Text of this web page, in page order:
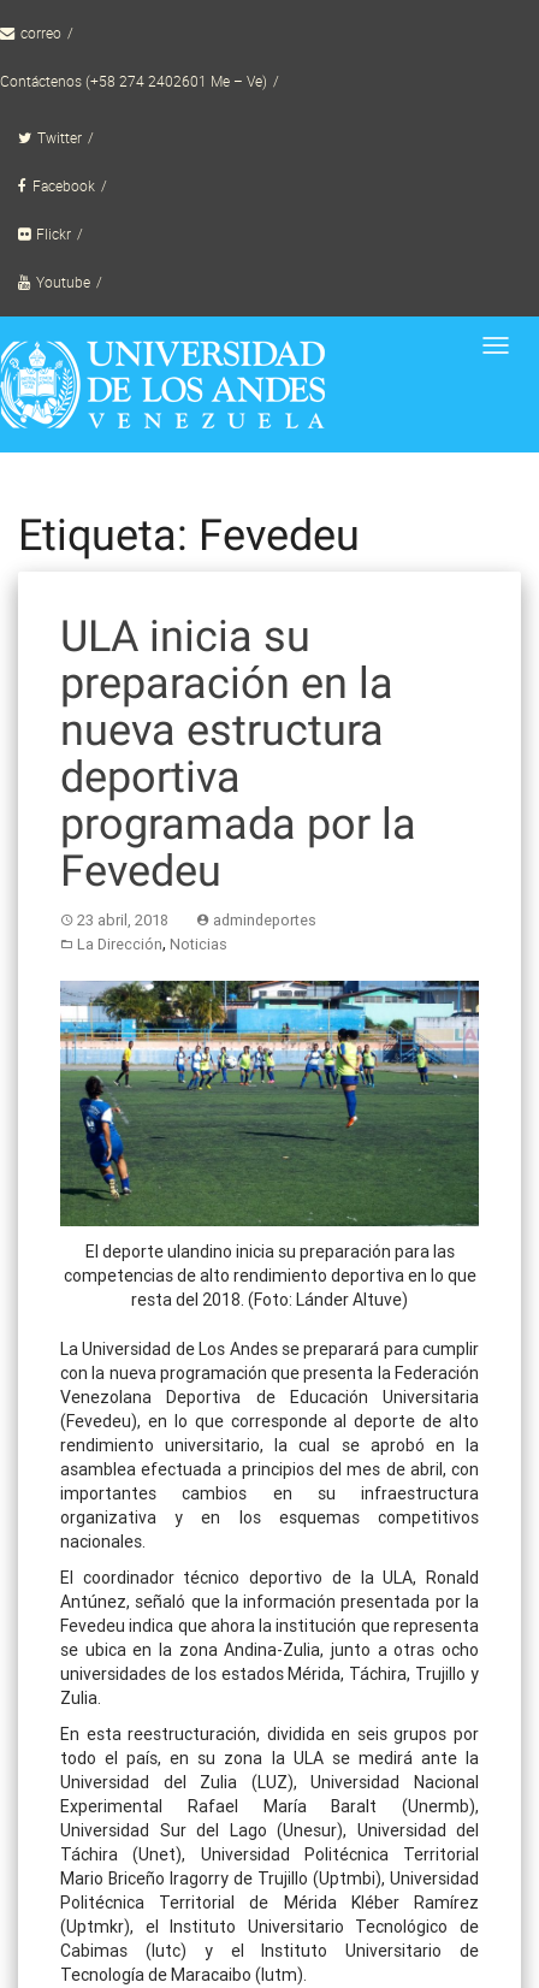
to correo
Contáctenos (+58 274 2402601 Me – Ve)
Twitter
Facebook
Flickr
Youtube
Etiqueta: Fevedeu
ULA inicia su
preparación en la
nueva estructura
deportiva
programada por la
Fevedeu
23 abril, 2018
admindeportes
La Dirección, Noticias
El deporte ulandino inicia su preparación para las
competencias de alto rendimiento deportiva en lo que
resta del 2018. (Foto: Lánder Altuve)
La Universidad de Los Andes se preparará para cumplir
con la nueva programación que presenta la Federación
Venezolana Deportiva de Educación Universitaria
(Fevedeu), en lo que corresponde al deporte de alto
rendimiento universitario, la cual se aprobó en la
asamblea efectuada a principios del mes de abril, con
importantes cambios en su infraestructura
organizativa y en los esquemas competitivos
nacionales.
El coordinador técnico deportivo de la ULA, Ronald
Antúnez, señaló que la información presentada por la
Fevedeu indica que ahora la institución que representa
se ubica en la zona Andina-Zulia, junto a otras ocho
universidades de los estados Mérida, Táchira, Trujillo y
Zulia.
En esta reestructuración, dividida en seis grupos por
todo el país, en su zona la ULA se medirá ante la
Universidad del Zulia (LUZ), Universidad Nacional
Experimental Rafael María Baralt (Unermb),
Universidad Sur del Lago (Unesur), Universidad del
Táchira (Unet), Universidad Politécnica Territorial
Mario Briceño Iragorry de Trujillo (Uptmbi), Universidad
Politécnica Territorial de Mérida Kléber Ramírez
(Uptmkr), el Instituto Universitario Tecnológico de
Cabimas (Iutc) y el Instituto Universitario de
Tecnología de Maracaibo (Iutm).